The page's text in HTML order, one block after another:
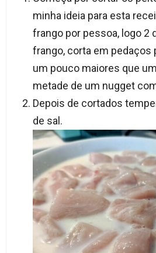
minha ideia para esta
frango por pessoa, logo 2
frango, corta em pedaços
um pouco maiores que
metade de um nugget
Depois de cortados
de sal.